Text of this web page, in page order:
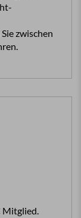
zwischen
Mitglied.